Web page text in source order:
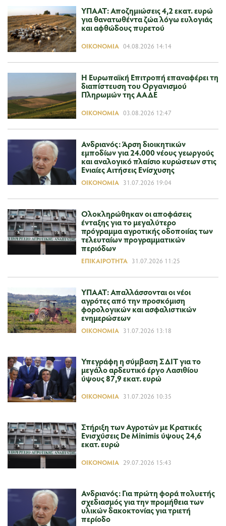
ΥΠΑΑΤ: Αποζημιώσεις 4,2 εκατ. ευρώ
για θανατωθέντα ζώα λόγω ευλογιάς
και αφθώδους πυρετού
ΟΙΚΟΝΟΜΊΑ 04.08.2026 14:14
H Ευρωπαϊκή Επιτροπή επαναφέρει τη
διαπίστευση του Οργανισμού
Πληρωμών της ΑΑΔΕ
ΟΙΚΟΝΟΜΊΑ 03.08.2026 12:47
Ανδριανός: Άρση διοικητικών
εμποδίων για 24.000 νέους γεωργούς
και αναλογικό πλαίσιο κυρώσεων στις
Ενιαίες Αιτήσεις Ενίσχυσης
ΟΙΚΟΝΟΜΊΑ 31.07.2026 19:04
Ολοκληρώθηκαν οι αποφάσεις
ένταξης για το μεγαλύτερο
πρόγραμμα αγροτικής οδοποιίας των
τελευταίων προγραμματικών
περιόδων
ΕΠΙΚΑΙΡΌΤΗΤΑ 31.07.2026 11:25
ΥΠΑΑΤ: Απαλλάσσονται οι νέοι
αγρότες από την προσκόμιση
φορολογικών και ασφαλιστικών
ενημερώσεων
ΟΙΚΟΝΟΜΊΑ 31.07.2026 13:18
Υπεγράφη η σύμβαση ΣΔΙΤ για το
μεγάλο αρδευτικό έργο Λασιθίου
ύψους 87,9 εκατ. ευρώ
ΟΙΚΟΝΟΜΊΑ 31.07.2026 10:35
Στήριξη των Αγροτών με Κρατικές
Ενισχύσεις De Minimis ύψους 24,6
εκατ. ευρώ
ΟΙΚΟΝΟΜΊΑ 29.07.2026 15:43
Ανδριανός: Για πρώτη φορά πολυετής
σχεδιασμός για την προμήθεια των
υλικών δακοκτονίας για τριετή
περίοδο